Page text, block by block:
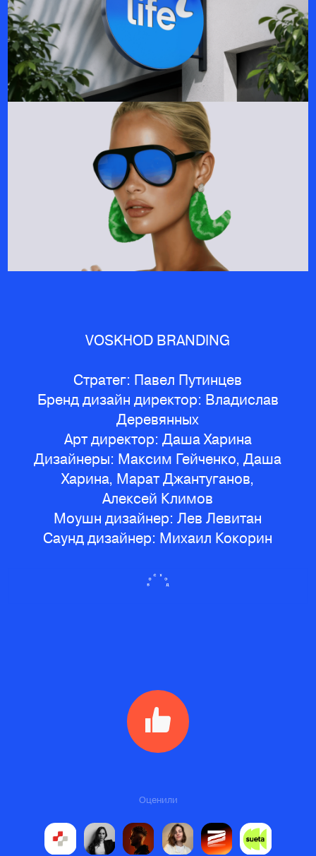
VOSKHOD BRANDING
Стратег: Павел Путинцев
Бренд дизайн директор: Владислав
Деревянных
Арт директор: Даша Харина
Дизайнеры: Максим Гейченко, Даша
Харина, Марат Джантуганов,
Алексей Климов
Моушн дизайнер: Лев Левитан
Саунд дизайнер: Михаил Кокорин
Оценили